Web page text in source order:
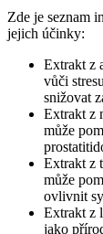
Zde je seznam
jejich účinky:
Extrakt z
vůči
snižovat
Extrakt z
může
Extrakt z
může
ovlivnit
Extrakt z
jako